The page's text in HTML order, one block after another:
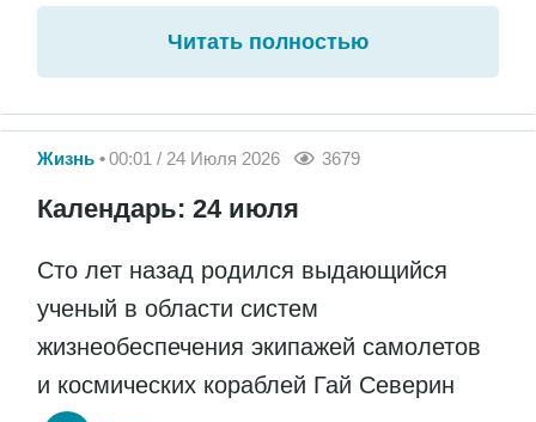
Читать полностью
Жизнь 00:01 / 24 Июля 2026 3679
Календарь: 24 июля
Сто лет назад родился выдающийся
ученый в области систем
жизнеобеспечения экипажей самолетов
и космических кораблей Гай Северин